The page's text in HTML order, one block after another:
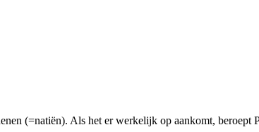
(=natiën). Als het er werkelijk op aankomt,